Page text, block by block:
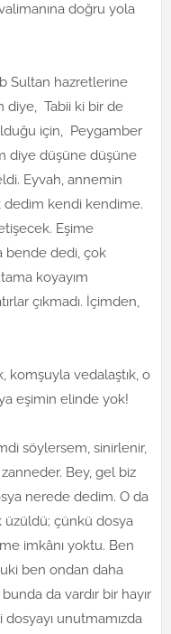
doğru yola
Sultan hazretlerine
diye, Tabii ki bir de
için, Peygamber
diye düşüne düşüne
Eyvah, annemin
dedim kendi kendime.
Eşime
bende dedi, çok
koyayım
çıkmadı. İçimden,
komşuyla vedalaştık, o
eşimin elinde yok!
söylersem, sinirlenir,
zanneder. Bey, gel biz
nerede dedim. O da
üzüldü; çünkü dosya
imkânı yoktu. Ben
ben ondan daha
da vardır bir hayır
unutmamızda